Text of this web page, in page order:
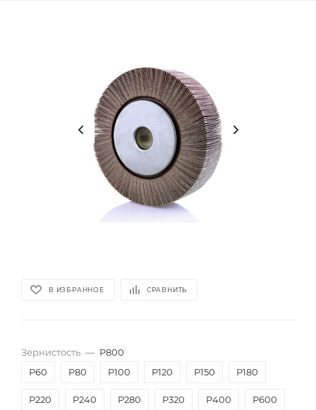
В ИЗБРАННОЕ СРАВНИТЬ
Зернистость — P800
P60
P80 P100 P120 P150 P180
P220 P240 P280 P320 P400 P600